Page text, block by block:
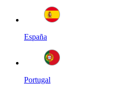
España
Portugal